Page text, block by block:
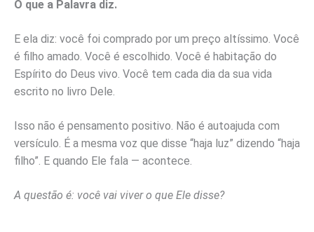
O que a Palavra diz.
E ela diz: você foi comprado por um preço altíssimo. Você
é filho amado. Você é escolhido. Você é habitação do
Espírito do Deus vivo. Você tem cada dia da sua vida
escrito no livro Dele.
Isso não é pensamento positivo. Não é autoajuda com
versículo. É a mesma voz que disse “haja luz” dizendo “haja
filho”. E quando Ele fala — acontece.
A questão é: você vai viver o que Ele disse?